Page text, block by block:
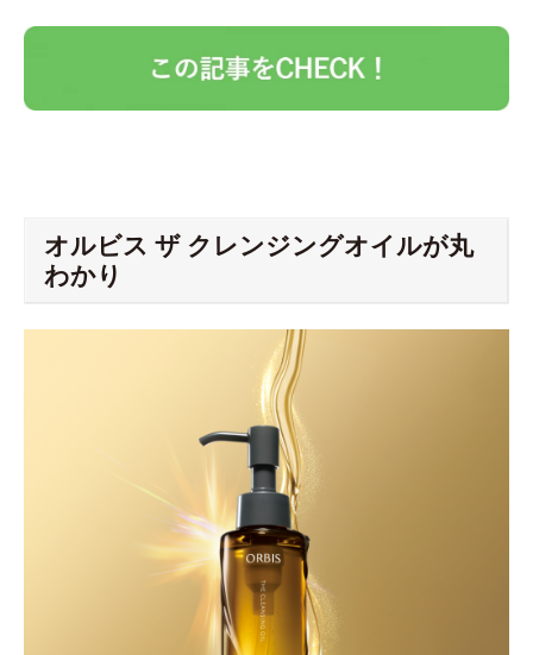
オルビス ザ クレンジングオイルが丸
わかり